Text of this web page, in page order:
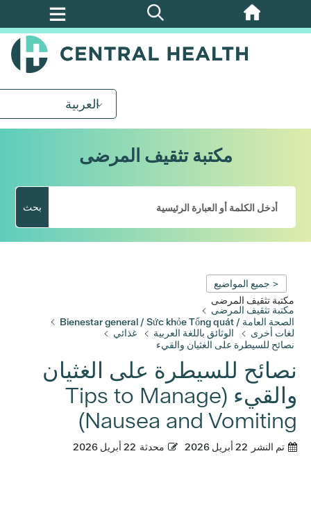
تخطي
العربية
مكتبة تثقيف المرضى
بحث
< جميع المواضيع
مكتبة تثقيف المرضى
مكتبة تثقيف المرضى
الصحة العامة / Bienestar general / Sức khỏe Tổng quát
لغات أخرى
الوثائق باللغة العربية
غذائي
نصائح للسيطرة على الغثيان والقيء
نصائح للسيطرة على الغثيان
والقيء (Tips to Manage
Nausea and Vomiting)
تم النشر 22 أبريل 2026 محدثة 22 أبريل 2026